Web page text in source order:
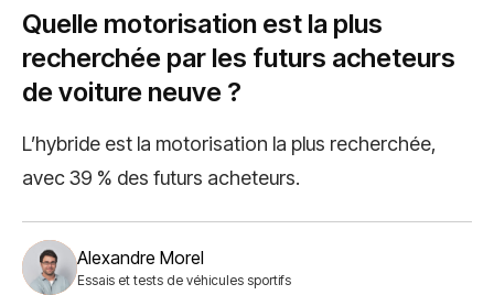
Quelle motorisation est la plus
recherchée par les futurs acheteurs
de voiture neuve ?
L’hybride est la motorisation la plus recherchée,
avec 39 % des futurs acheteurs.
Alexandre Morel
Essais et tests de véhicules sportifs